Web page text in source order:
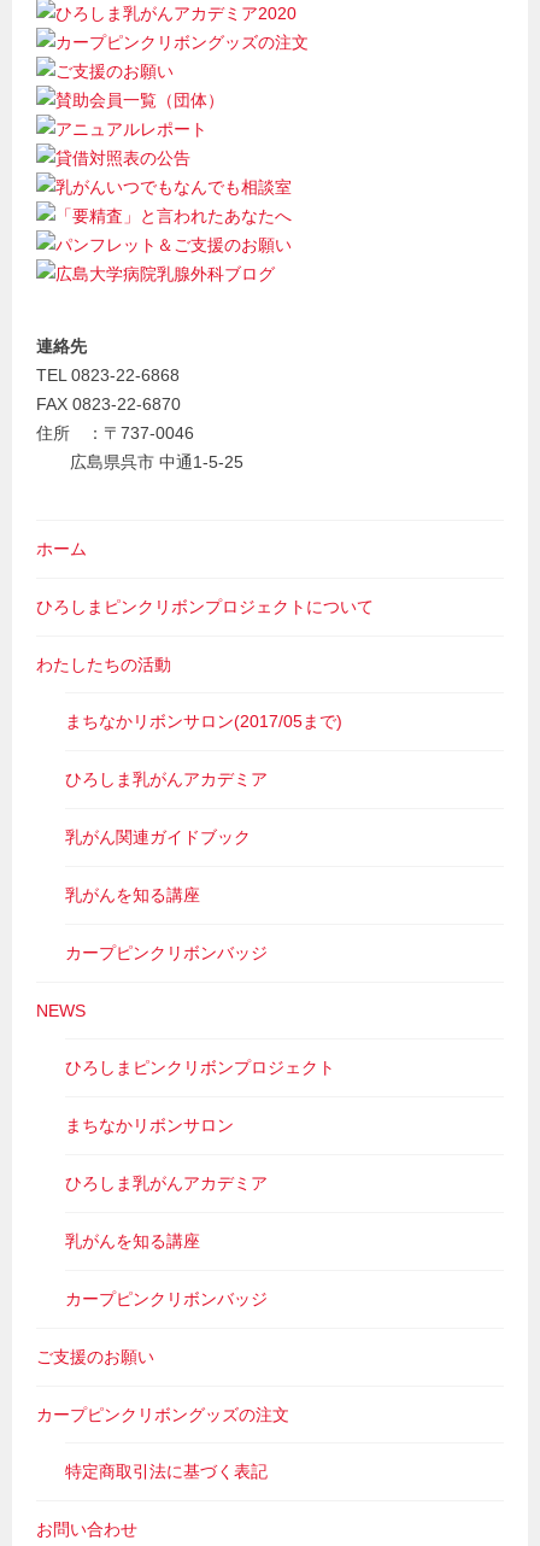
連絡先
TEL 0823-22-6868
FAX 0823-22-6870
住所 ：〒737-0046
広島県呉市 中通1-5-25
ホーム
ひろしまピンクリボンプロジェクトについて
わたしたちの活動
まちなかリボンサロン(2017/05まで)
ひろしま乳がんアカデミア
乳がん関連ガイドブック
乳がんを知る講座
カープピンクリボンバッジ
NEWS
ひろしまピンクリボンプロジェクト
まちなかリボンサロン
ひろしま乳がんアカデミア
乳がんを知る講座
カープピンクリボンバッジ
ご支援のお願い
カープピンクリボングッズの注文
特定商取引法に基づく表記
お問い合わせ